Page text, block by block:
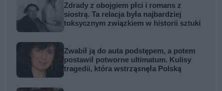
Zdrady z obojgiem płci i romans z
siostrą. Ta relacja była najbardziej
toksycznym związkiem w historii sztuki
Zwabił ją do auta podstępem, a potem
postawił potworne ultimatum. Kulisy
tragedii, która wstrząsnęła Polską